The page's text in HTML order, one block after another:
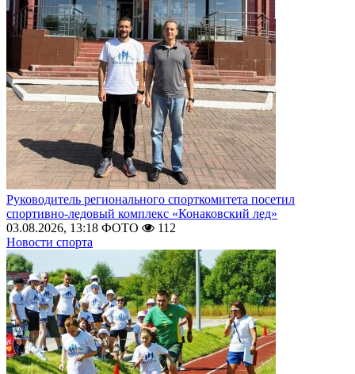
Руководитель регионального спорткомитета посетил
спортивно-ледовый комплекс «Конаковский лед»
03.08.2026, 13:18 ФОТО
112
Новости спорта